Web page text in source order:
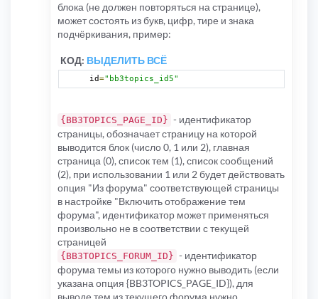
блока (не должен повторяться на странице),
может состоять из букв, цифр, тире и знака
подчёркивания, пример:
КОД: ВЫДЕЛИТЬ ВСЁ
id="bb3topics_id5"
{BB3TOPICS_PAGE_ID} - идентификатор
страницы, обозначает страницу на которой
выводится блок (число 0, 1 или 2), главная
страница (0), список тем (1), список сообщений
(2), при использовании 1 или 2 будет действовать
опция "Из форума" соответствующей страницы
в настройке "Включить отображение тем
форума", идентификатор может применяться
произвольно не в соответствии с текущей
страницей
{BB3TOPICS_FORUM_ID} - идентификатор
форума темы из которого нужно выводить (если
указана опция {BB3TOPICS_PAGE_ID}), для
выводе тем из текущего форума нужно